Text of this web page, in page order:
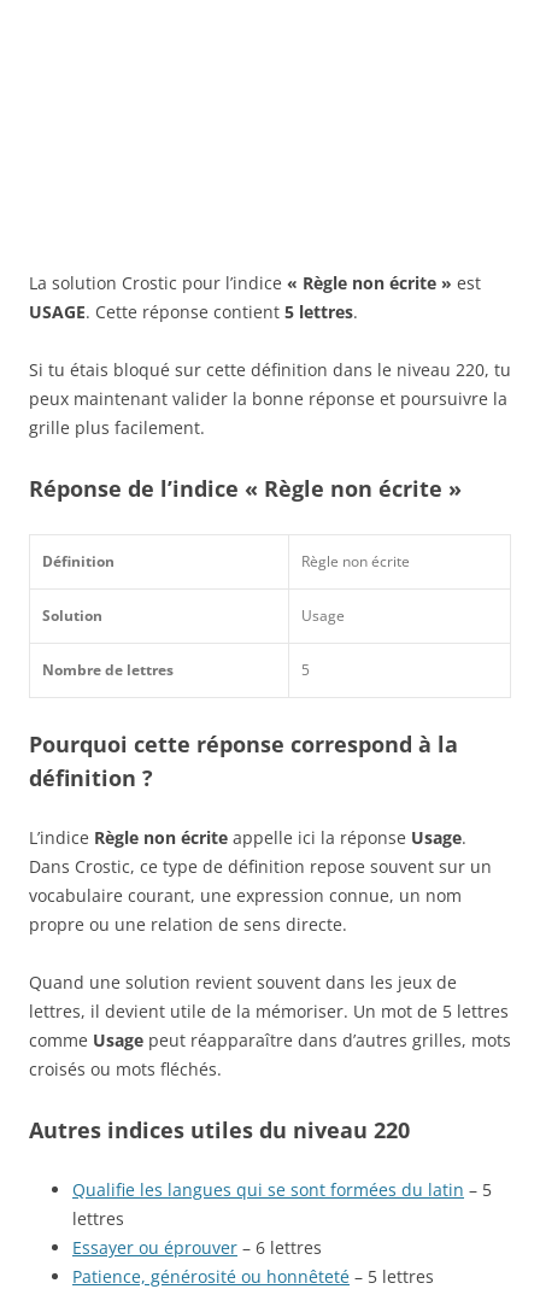
La solution Crostic pour l’indice « Règle non écrite » est
USAGE. Cette réponse contient 5 lettres.
Si tu étais bloqué sur cette définition dans le niveau 220, tu
peux maintenant valider la bonne réponse et poursuivre la
grille plus facilement.
Réponse de l’indice « Règle non écrite »
Définition Règle non écrite
Solution Usage
Nombre de lettres 5
Pourquoi cette réponse correspond à la
définition ?
L’indice Règle non écrite appelle ici la réponse Usage.
Dans Crostic, ce type de définition repose souvent sur un
vocabulaire courant, une expression connue, un nom
propre ou une relation de sens directe.
Quand une solution revient souvent dans les jeux de
lettres, il devient utile de la mémoriser. Un mot de 5 lettres
comme Usage peut réapparaître dans d’autres grilles, mots
croisés ou mots fléchés.
Autres indices utiles du niveau 220
Qualifie les langues qui se sont formées du latin – 5
lettres
Essayer ou éprouver – 6 lettres
Patience, générosité ou honnêteté – 5 lettres